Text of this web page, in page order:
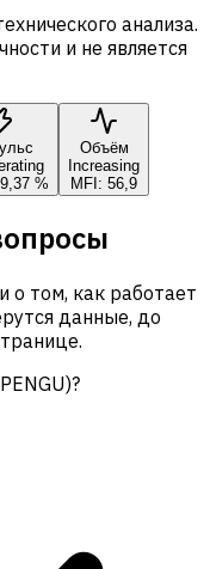
анализа.
и не является
%
Объём
Increasing
MFI: 56,9
о том, как работает
данные, до